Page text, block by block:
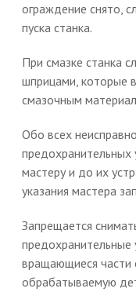
ограждение снято,
пуска станка.
При смазке станка
шприцами, которые
смазочным
Обо всех
предохранительных
мастеру и до их
указания мастера
Запрещается
предохранительные
вращающиеся части
обрабатываемую